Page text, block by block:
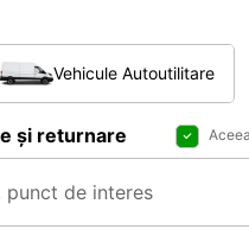
Vehicule Autoutilitare
și returnare